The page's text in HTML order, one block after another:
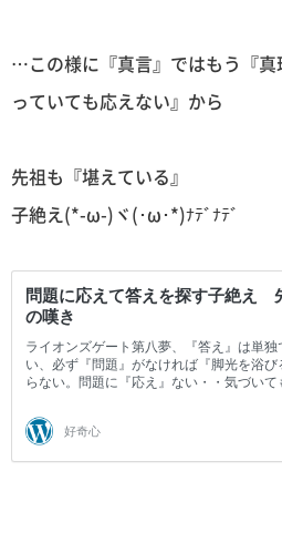
…この様に『真言』ではもう『
っていても応えない』から
先祖も『堪えている』
子絶え(*-ω-)ヾ(･ω･*)ﾅﾃﾞﾅﾃﾞ